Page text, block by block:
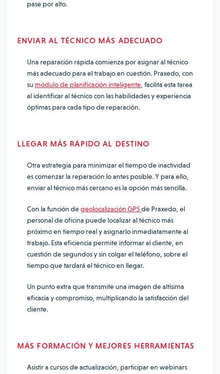
pase por alto.
ENVIAR AL TÉCNICO MÁS ADECUADO
Una reparación rápida comienza por asignar al técnico
más adecuado para el trabajo en cuestión. Praxedo, con
su módulo de planificación inteligente , facilita esta tarea
al identificar al técnico con las habilidades y experiencia
óptimas para cada tipo de reparación.
LLEGAR MÁS RÁPIDO AL DESTINO
Otra estrategia para minimizar el tiempo de inactividad
es comenzar la reparación lo antes posible. Y para ello,
enviar al técnico más cercano es la opción más sencilla.
Con la función degeolocalización GPS de Praxedo, el
personal de oficina puede localizar al técnico más
próximo en tiempo real y asignarlo inmediatamente al
trabajo. Esta eficiencia permite informar al cliente, en
cuestión de segundos y sin colgar el teléfono, sobre el
tiempo que tardará el técnico en llegar.
Un punto extra que transmite una imagen de altísima
eficacia y compromiso, multiplicando la satisfacción del
cliente.
MÁS FORMACIÓN Y MEJORES HERRAMIENTAS
Asistir a cursos de actualización, participar en webinars